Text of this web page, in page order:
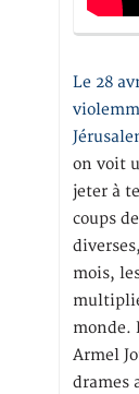
Le 28
on voit
jeter à
coups
mois,
monde.
Armel
drames